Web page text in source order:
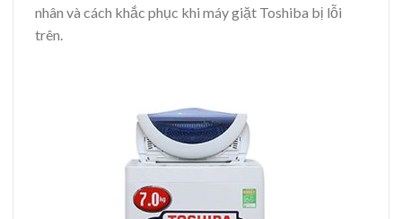
nhân và cách khắc phục khi máy giặt Toshiba bị lỗi
trên.